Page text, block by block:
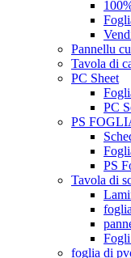
Pannellu
Tavola di
PC Sheet
PC
PS
PS
Tavola di
foglia di